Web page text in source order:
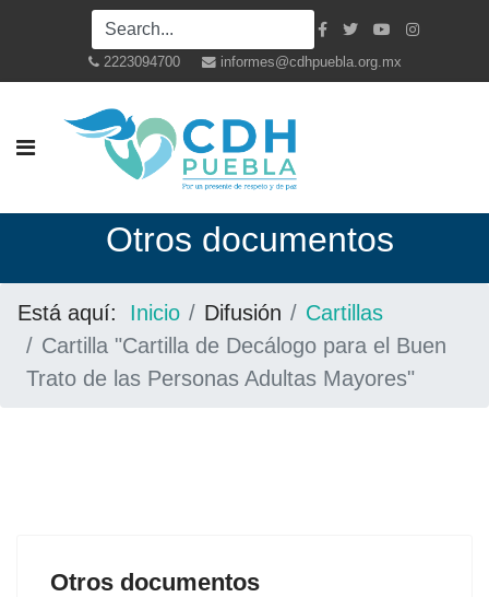
2223094700 informes@cdhpuebla.org.mx
Otros documentos
Está aquí: Inicio Difusión
Cartillas
Cartilla "Cartilla de Decálogo para el Buen
Trato de las Personas Adultas Mayores"
Otros documentos